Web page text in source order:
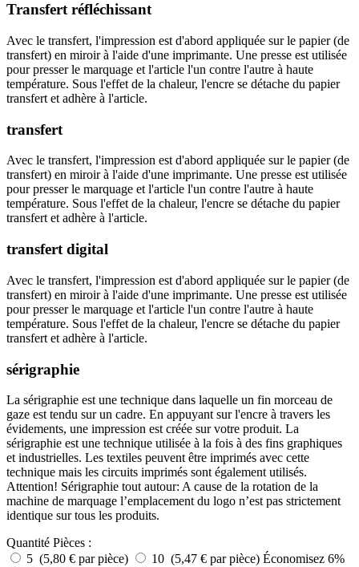
Transfert réfléchissant
Avec le transfert, l'impression est d'abord appliquée sur le papier (de
transfert) en miroir à l'aide d'une imprimante. Une presse est utilisée
pour presser le marquage et l'article l'un contre l'autre à haute
température. Sous l'effet de la chaleur, l'encre se détache du papier
transfert et adhère à l'article.
transfert
Avec le transfert, l'impression est d'abord appliquée sur le papier (de
transfert) en miroir à l'aide d'une imprimante. Une presse est utilisée
pour presser le marquage et l'article l'un contre l'autre à haute
température. Sous l'effet de la chaleur, l'encre se détache du papier
transfert et adhère à l'article.
transfert digital
Avec le transfert, l'impression est d'abord appliquée sur le papier (de
transfert) en miroir à l'aide d'une imprimante. Une presse est utilisée
pour presser le marquage et l'article l'un contre l'autre à haute
température. Sous l'effet de la chaleur, l'encre se détache du papier
transfert et adhère à l'article.
sérigraphie
La sérigraphie est une technique dans laquelle un fin morceau de
gaze est tendu sur un cadre. En appuyant sur l'encre à travers les
évidements, une impression est créée sur votre produit. La
sérigraphie est une technique utilisée à la fois à des fins graphiques
et industrielles. Les textiles peuvent être imprimés avec cette
technique mais les circuits imprimés sont également utilisés.
Attention! Sérigraphie tout autour: A cause de la rotation de la
machine de marquage l’emplacement du logo n’est pas strictement
identique sur tous les produits.
Quantité Pièces :
5 (5,80 € par pièce)
10 (5,47 € par pièce) Économisez 6%